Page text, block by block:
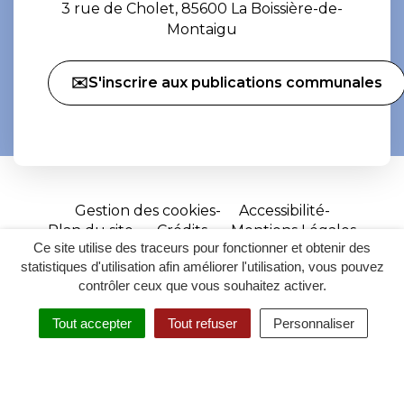
Ce site utilise des traceurs pour fonctionner et obtenir des
statistiques d'utilisation afin améliorer l'utilisation, vous pouvez
contrôler ceux que vous souhaitez activer.
Tout accepter Tout refuser Personnaliser
RECHERCHER
ACCESSIBILITÉ
3 rue de Cholet, 85600 La Boissière-de-
Montaigu
✉️S'inscrire aux publications communales
Gestion des cookies
Accessibilité
Plan du site
Crédits
Mentions Légales
Site
réalisé
par
Inovagora